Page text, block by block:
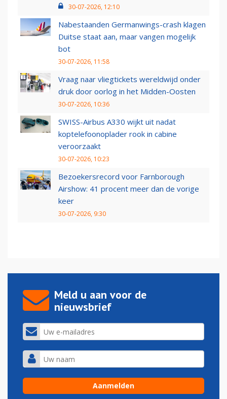
30-07-2026, 12:10
Nabestaanden Germanwings-crash klagen
Duitse staat aan, maar vangen mogelijk
bot
30-07-2026, 11:58
Vraag naar vliegtickets wereldwijd onder
druk door oorlog in het Midden-Oosten
30-07-2026, 10:36
SWISS-Airbus A330 wijkt uit nadat
koptelefoonoplader rook in cabine
veroorzaakt
30-07-2026, 10:23
Bezoekersrecord voor Farnborough
Airshow: 41 procent meer dan de vorige
keer
30-07-2026, 9:30
Meld u aan voor de
nieuwsbrief